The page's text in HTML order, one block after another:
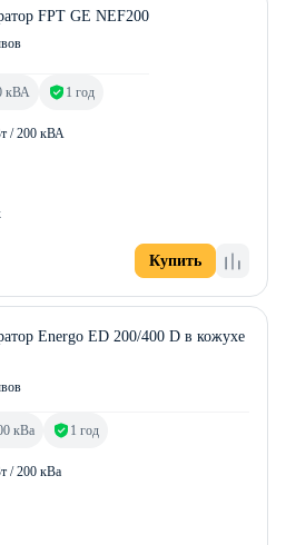
FPT GE NEF200
/ 200 кВА
кВА 1 год
Купить
Energo ED 200/400 D в кожухе
/ 200 кВа
кВа 1 год